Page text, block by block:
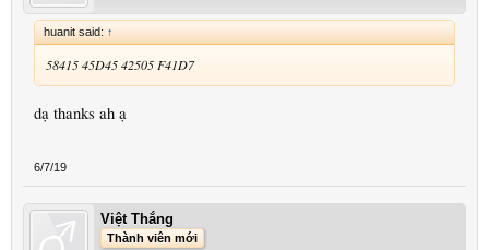
huanit said: ↑
58415 45D45 42505 F41D7
dạ thanks ah ạ
6/7/19
Việt Thắng
Thành viên mới